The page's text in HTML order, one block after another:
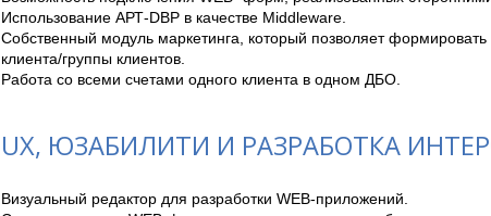
Использование АРТ-DBP в качестве Middleware.
Собственный модуль маркетинга, который позволяет
клиента/группы клиентов.
Работа со всеми счетами одного клиента в одном ДБО.
UX, ЮЗАБИЛИТИ И РАЗРАБОТКА
Визуальный редактор для разработки WEB-приложений.